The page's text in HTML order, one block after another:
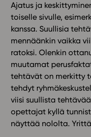
Ajatus ja
toiselle sivulle,
kanssa. Suullisia
mennäänkin vaikka
ratoksi. Olenkin
muutamat
tehtävät on merkitty
tehdyt
viisi suullista
opettajat kyllä
näyttää nololta.